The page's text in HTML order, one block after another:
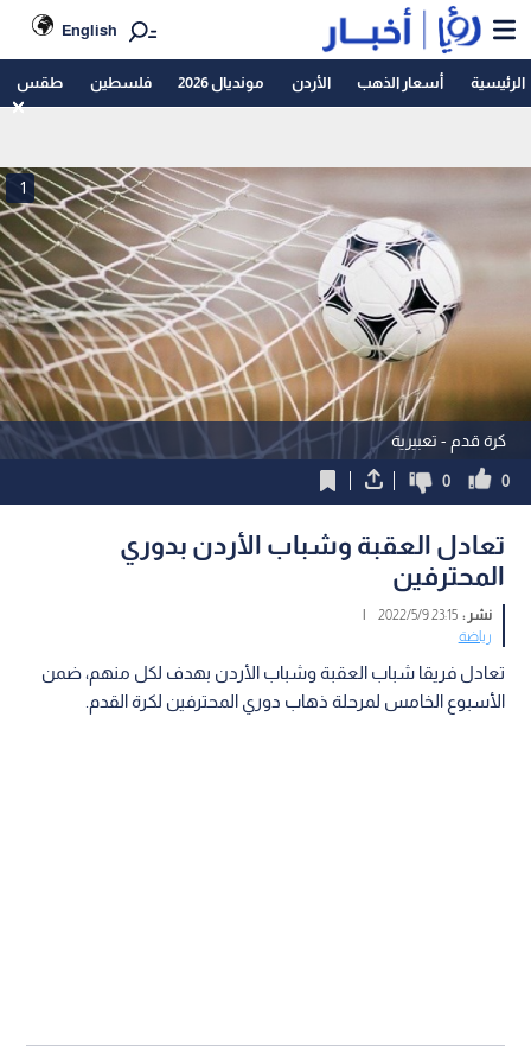
English
الرئيسية أسعار الذهب الأردن مونديال 2026 فلسطين طقس
كرة قدم - تعبيرية
1
0
0
تعادل العقبة وشباب الأردن بدوري
المحترفين
نشر :23:15 2022/5/9
|
رياضة
تعادل فريقا شباب العقبة وشباب الأردن بهدف لكل منهم، ضمن
الأسبوع الخامس لمرحلة ذهاب دوري المحترفين لكرة القدم.